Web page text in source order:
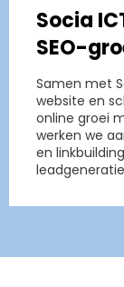
Socia
SEO-
Samen met
website en
online groei
werken we
en